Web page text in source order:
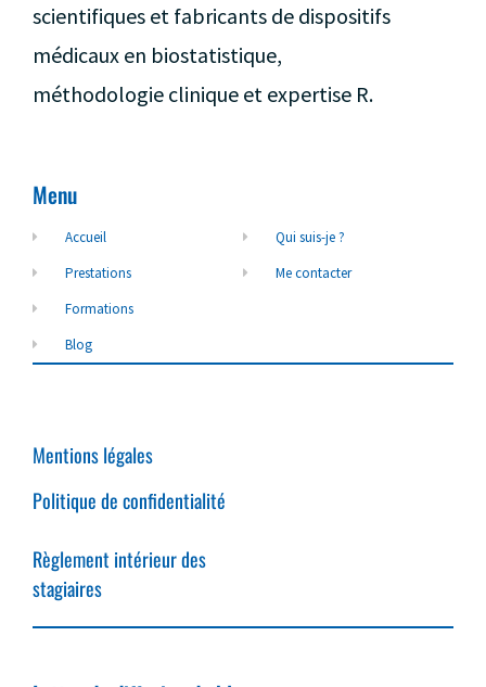
scientifiques et fabricants de dispositifs
médicaux en biostatistique,
méthodologie clinique et expertise R.
Menu
Accueil
Prestations
Formations
Blog
Qui suis-je ?
Me contacter
Mentions légales
Politique de confidentialité
Règlement intérieur des
stagiaires